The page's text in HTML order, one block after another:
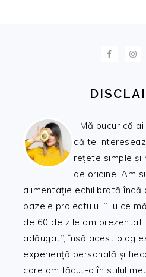
Mă bucur că
că te
rețete simple și
de oricine. Am
alimentație echilibrată încă
bazele proiectului ”Tu ce
de 60 de zile am prezentat
adăugat”, însă acest blog
experiență personală și
care am făcut-o în stilul